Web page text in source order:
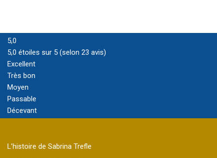
5,0
5,0 étoiles sur 5 (selon 23 avis)
Excellent
Très bon
Moyen
Passable
Décevant
L’histoire de Sabrina Trefle